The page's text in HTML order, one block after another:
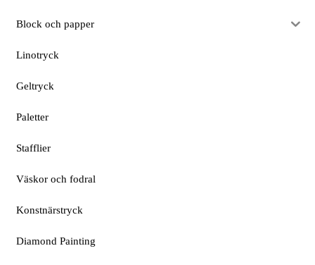
Block och papper
Linotryck
Geltryck
Paletter
Stafflier
Väskor och fodral
Konstnärstryck
Diamond Painting